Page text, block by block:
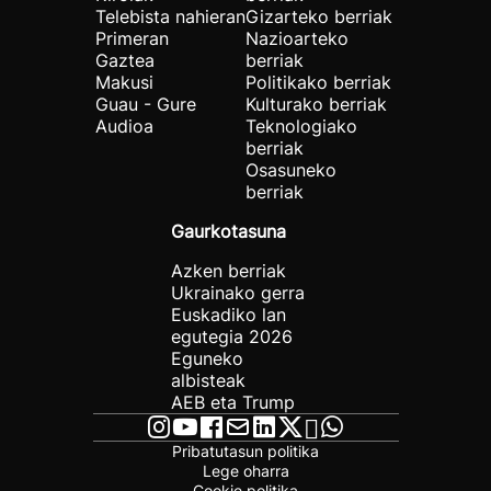
Telebista nahieran
Primeran
Gaztea
Makusi
Guau - Gure
Audioa
Gizarteko berriak
Nazioarteko
berriak
Politikako berriak
Kulturako berriak
Teknologiako
berriak
Osasuneko
berriak
Gaurkotasuna
Azken berriak
Ukrainako gerra
Euskadiko lan
egutegia 2026
Eguneko
albisteak
AEB eta Trump
Pribatutasun politika
Lege oharra